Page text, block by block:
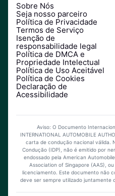
Sobre Nós
Seja nosso parceiro
Política de Privacidade
Termos de Serviço
Isenção de
responsabilidade legal
Política de DMCA e
Propriedade Intelectual
Política de Uso Aceitável
Política de Cookies
Declaração de
Acessibilidade
Aviso: O Documento
INTERNATIONAL AUTOMOBILE
carta de condução nacional válida.
Condução (IDP), não é emitido por
endossado pela American
Association of Singapore (AAS),
licenciamento. Este documento não
deve ser sempre utilizado juntamente